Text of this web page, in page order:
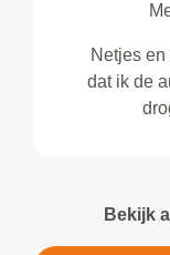
Netjes
dat ik de
Bekijk